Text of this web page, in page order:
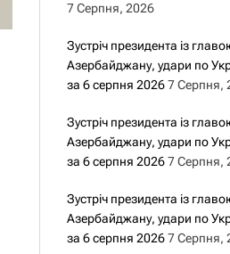
7 Серпня, 2026
Зустріч президента із
Азербайджану, удари по
за 6 серпня 2026 7 Серпня,
Зустріч президента із
Азербайджану, удари по
за 6 серпня 2026 7 Серпня,
Зустріч президента із
Азербайджану, удари по
за 6 серпня 2026 7 Серпня,